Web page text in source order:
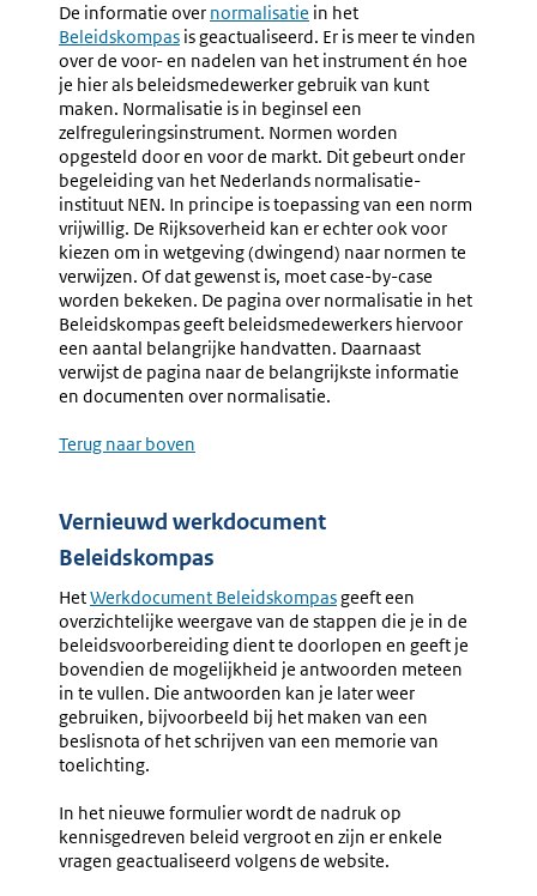
De informatie over normalisatie in het
Beleidskompas is geactualiseerd. Er is meer te vinden
over de voor- en nadelen van het instrument én hoe
je hier als beleidsmedewerker gebruik van kunt
maken. Normalisatie is in beginsel een
zelfreguleringsinstrument. Normen worden
opgesteld door en voor de markt. Dit gebeurt onder
begeleiding van het Nederlands normalisatie-
instituut NEN. In principe is toepassing van een norm
vrijwillig. De Rijksoverheid kan er echter ook voor
kiezen om in wetgeving (dwingend) naar normen te
verwijzen. Of dat gewenst is, moet case-by-case
worden bekeken. De pagina over normalisatie in het
Beleidskompas geeft beleidsmedewerkers hiervoor
een aantal belangrijke handvatten. Daarnaast
verwijst de pagina naar de belangrijkste informatie
en documenten over normalisatie.
Terug naar boven
Vernieuwd werkdocument
Beleidskompas
HetWerkdocument Beleidskompasgeeft een
overzichtelijke weergave van de stappen die je in de
beleidsvoorbereiding dient te doorlopen en geeft je
bovendien de mogelijkheid je antwoorden meteen
in te vullen. Die antwoorden kan je later weer
gebruiken, bijvoorbeeld bij het maken van een
beslisnota of het schrijven van een memorie van
toelichting.
In het nieuwe formulier wordt de nadruk op
kennisgedreven beleid vergroot en zijn er enkele
vragen geactualiseerd volgens de website.